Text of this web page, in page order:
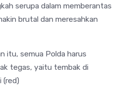
serupa dalam memberantas
brutal dan meresahkan
itu, semua Polda harus
tegas, yaitu tembak di
(red)